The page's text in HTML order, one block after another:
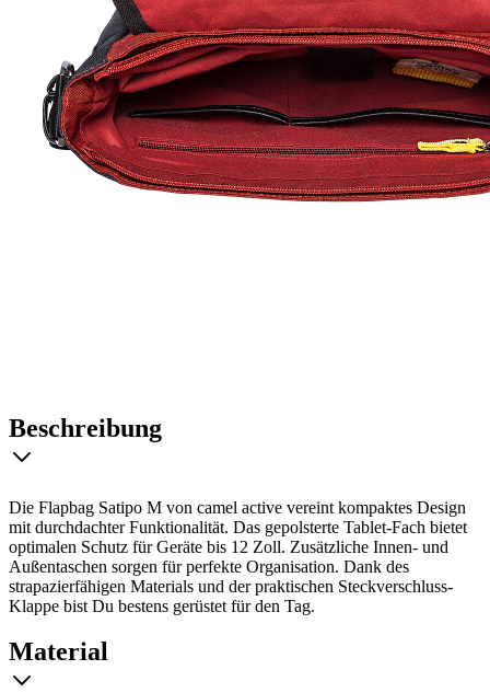
Beschreibung
Die Flapbag Satipo M von camel active vereint kompaktes Design
mit durchdachter Funktionalität. Das gepolsterte Tablet-Fach bietet
optimalen Schutz für Geräte bis 12 Zoll. Zusätzliche Innen- und
Außentaschen sorgen für perfekte Organisation. Dank des
strapazierfähigen Materials und der praktischen Steckverschluss-
Klappe bist Du bestens gerüstet für den Tag.
Material